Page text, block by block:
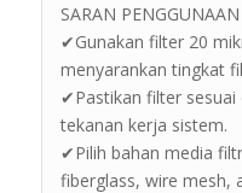
SARAN PENGGUNAAN
✔Gunakan filter 20
menyarankan tingkat
✔Pastikan filter sesuai
tekanan kerja sistem.
✔Pilih bahan media
fiberglass, wire mesh,